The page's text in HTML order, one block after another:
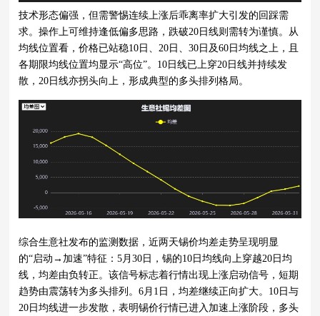
技术形态偏强，但需警惕连续上涨后乖离率扩大引发的回踩需
求。操作上可维持逢低偏多思路，跌破20日线则需转为谨慎。从
均线位置看，价格已站稳10日、20日、30日及60日均线之上，且
各期限均线位置均显示“高位”。10日线已上穿20日线并持续发
散，20日线亦拐头向上，形成典型的多头排列格局。
综合生意社发布的监测数据，近两天锡价均差走势呈现明显
的“启动→加速”特征：5月30日，锡的10日均线向上穿越20日均
线，均差由负转正。该信号标志着行情出现上涨启动信号，短期
趋势由震荡转为多头排列。6月1日，均差继续正向扩大。10日与
20日均线进一步发散，表明锡价行情已进入加速上涨阶段，多头